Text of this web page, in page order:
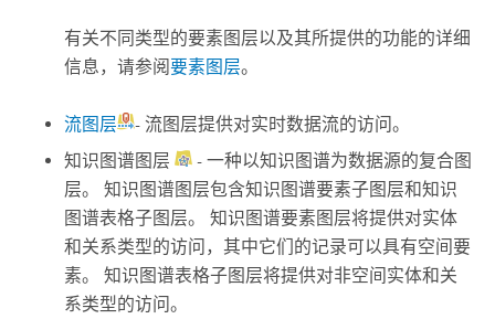
有关不同类型的要素图层以及其所提供的功能的详细
信息，请参阅要素图层。
流图层
- 流图层提供对实时数据流的访问。
知识图谱图层
- 一种以知识图谱为数据源的复合图
层。 知识图谱图层包含知识图谱要素子图层和知识
图谱表格子图层。 知识图谱要素图层将提供对实体
和关系类型的访问，其中它们的记录可以具有空间要
素。 知识图谱表格子图层将提供对非空间实体和关
系类型的访问。